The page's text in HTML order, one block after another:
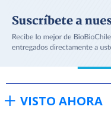
VISTO AHORA